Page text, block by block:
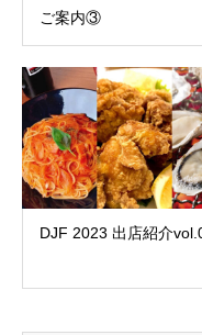
ご案内③
DJF 2023 出店紹介